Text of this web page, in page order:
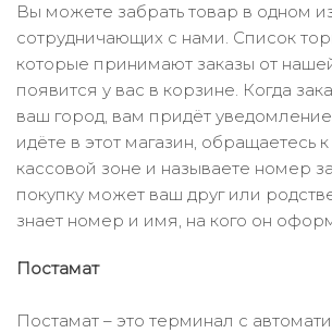
Вы можете забрать товар в одном
сотрудничающих с нами. Список
которые принимают заказы от
появится у вас в корзине. Когда
ваш город, вам придёт
идёте в этот магазин, обращаетесь
кассовой зоне и называете номер
покупку может ваш друг или
знает номер и имя, на кого он
Постамат
Постамат – это терминал с